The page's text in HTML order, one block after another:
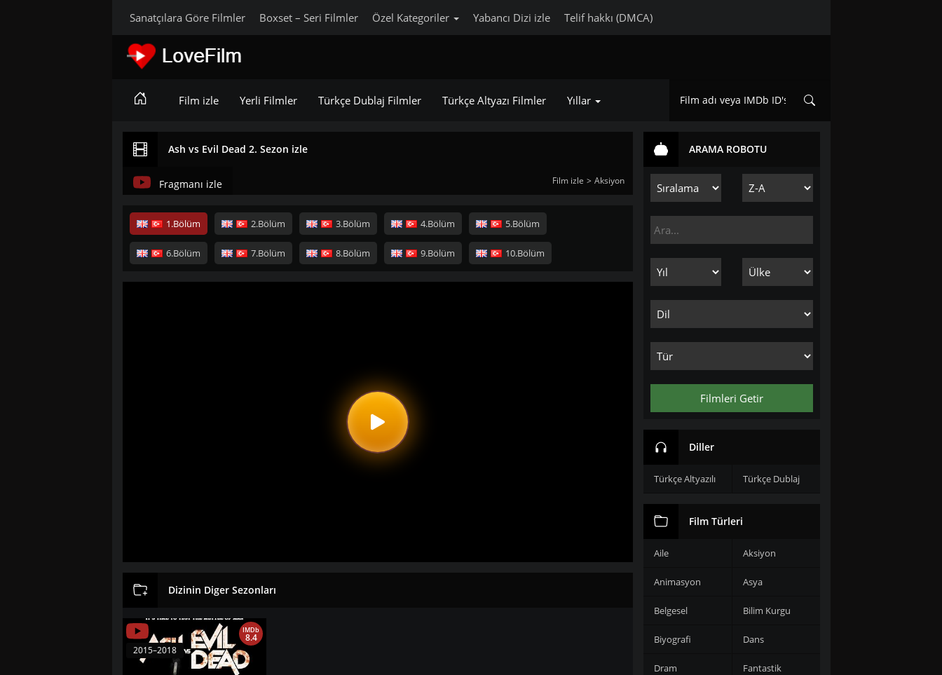
Sanatçılara Göre Filmler Boxset – Seri Filmler Özel Kategoriler Yabancı Dizi izle Telif hakkı (DMCA)
Film izle Yerli Filmler Türkçe Dublaj Filmler Türkçe Altyazı Filmler Yıllar
Ash vs Evil Dead 2. Sezon izle
Film izle Aksiyon
Fragmanı izle
1.Bölüm 2.Bölüm 3.Bölüm 4.Bölüm 5.Bölüm
6.Bölüm 7.Bölüm 8.Bölüm 9.Bölüm 10.Bölüm
Dizinin Diger Sezonları
IMDb
8.4
2015–2018
ARAMA ROBOTU
Filmleri Getir
Diller
Türkçe Altyazılı Türkçe Dublaj
Film Türleri
Aile Aksiyon
Animasyon Asya
Belgesel Bilim Kurgu
Biyografi Dans
Dram Fantastik